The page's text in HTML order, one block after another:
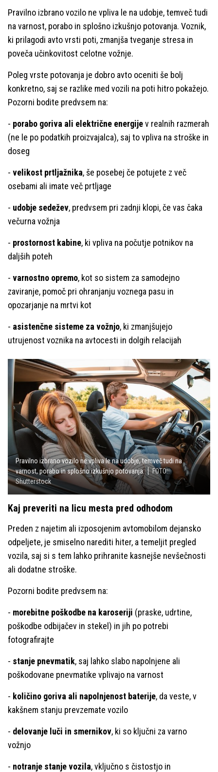
Pravilno izbrano vozilo ne vpliva le na udobje, temveč tudi
na varnost, porabo in splošno izkušnjo potovanja. Voznik,
ki prilagodi avto vrsti poti, zmanjša tveganje stresa in
poveča učinkovitost celotne vožnje.
Poleg vrste potovanja je dobro avto oceniti še bolj
konkretno, saj se razlike med vozili na poti hitro pokažejo.
Pozorni bodite predvsem na:
- porabo goriva ali električne energijev realnih razmerah
(ne le po podatkih proizvajalca), saj to vpliva na stroške in
doseg
- velikost prtljažnika, še posebej če potujete z več
osebami ali imate več prtljage
- udobje sedežev, predvsem pri zadnji klopi, če vas čaka
večurna vožnja
- prostornost kabine, ki vpliva na počutje potnikov na
daljših poteh
- varnostno opremo, kot so sistem za samodejno
zaviranje, pomoč pri ohranjanju voznega pasu in
opozarjanje na mrtvi kot
- asistenčne sisteme za vožnjo, ki zmanjšujejo
utrujenost voznika na avtocesti in dolgih relacijah
Pravilno izbrano vozilo ne vpliva le na udobje, temveč tudi na
varnost, porabo in splošno izkušnjo potovanja.
FOTO:
Shutterstock
Kaj preveriti na licu mesta pred odhodom
Preden z najetim ali izposojenim avtomobilom dejansko
odpeljete, je smiselno narediti hiter, a temeljit pregled
vozila, saj si s tem lahko prihranite kasnejše nevšečnosti
ali dodatne stroške.
Pozorni bodite predvsem na:
- morebitne poškodbe na karoseriji (praske, udrtine,
poškodbe odbijačev in stekel) in jih po potrebi
fotografirajte
- stanje pnevmatik, saj lahko slabo napolnjene ali
poškodovane pnevmatike vplivajo na varnost
- količino goriva ali napolnjenost baterije, da veste, v
kakšnem stanju prevzemate vozilo
- delovanje luči in smernikov, ki so ključni za varno
vožnjo
- notranje stanje vozila, vključno s čistostjo in